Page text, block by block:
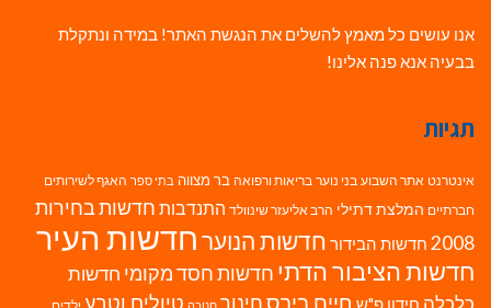
אנו עושים כל מאמץ להשלים את הנגשת האתר! במידה ונתקלת
בבעיה אנא פנה אלינו!
תגיות
אינטרנט אתר השבוע בני נוער בריאות ורפואה בר מצווה בתי ספר האגף לשירותים
חברתיים המלצת דתילי הרב אליעזר שינוולד התנדבות חדשות בחירות
2008 חדשות הבידור חדשות הנוערחדשות העיר
חדשות הציבור הדתי חדשות חסד מקומי חדשות
כלכלה חידון פ"ש חיים ביבסחינוך חנוכה טיולים וטבע